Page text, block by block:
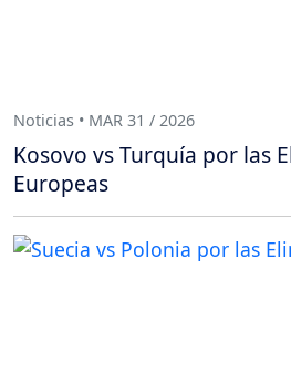
Noticias • MAR 31 / 2026
Kosovo vs Turquía por las
Europeas